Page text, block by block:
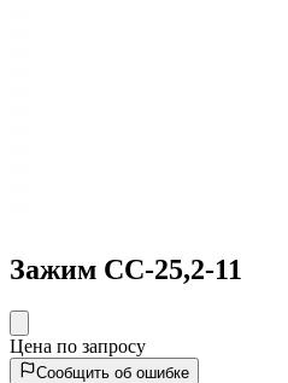
Зажим СС-25,2-11
Цена по запросу
Сообщить об ошибке